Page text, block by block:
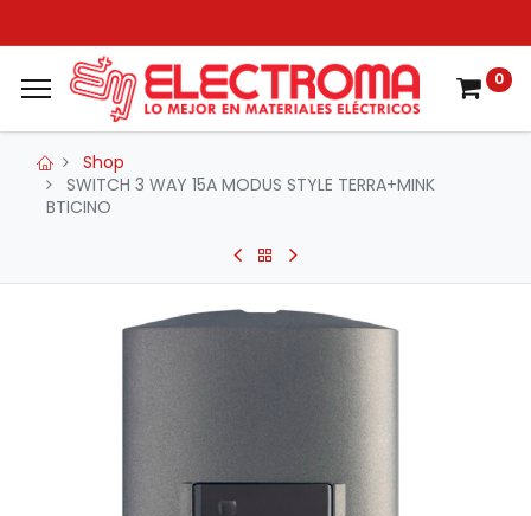
0
Shop
SWITCH 3 WAY 15A MODUS STYLE TERRA+MINK
BTICINO